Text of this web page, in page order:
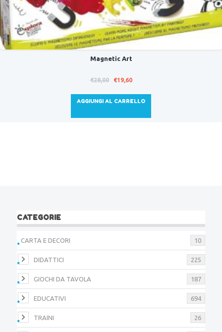
Magnetic Art
€28,00
Il
originale
€19,60Il
attuale
AGGIUNGI AL CARRELLO
CATEGORIE
CARTA E DECORI 10
DIDATTICI 225
GIOCHI DA TAVOLA 187
EDUCATIVI 694
TRAINI 26